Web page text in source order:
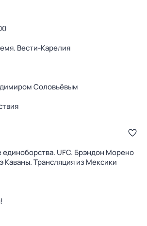
Вести-Карелия
Соловьёвым
UFC. Брэндон Морено
Каваны. Трансляция из Мексики